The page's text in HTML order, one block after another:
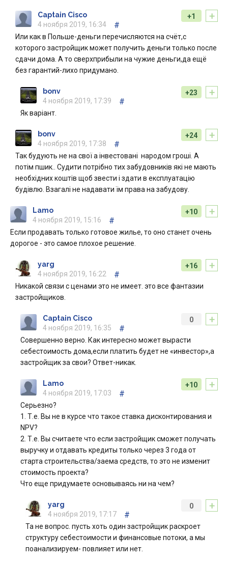
+
+1
Captain Cisco
4 ноября 2019, 16:34
#
Или как в Польше-деньги перечисляются на счёт,с
которого застройщик может получить деньги только после
сдачи дома. А то сверхприбыли на чужие деньги,да ещё
без гарантий-лихо придумано.
+
+23
bonv
4 ноября 2019, 17:39
#
Як варіант.
+
+24
bonv
4 ноября 2019, 17:38
#
Так будують не на свої а інвестовані народом гроші. А
потім пшик.. Судити потрібно тих забудовників які не мають
необхідних коштів щоб звести і здати в експлуатацію
будівлю. Взагалі не надавати їм права на забудову.
+
+10
Lamo
4 ноября 2019, 15:16
#
Если продавать только готовое жилье, то оно станет очень
дорогое - это самое плохое решение.
+
+16
yarg
4 ноября 2019, 16:22
#
Никакой связи с ценами это не имеет. это все фантазии
застройщиков.
+
0
Captain Cisco
4 ноября 2019, 16:35
#
Совершенно верно. Как интересно может вырасти
себестоимость дома,если платить будет не «инвестор»,а
застройщик за свои? Ответ-никак.
+
+10
Lamo
4 ноября 2019, 17:03
#
Серьезно?
1. Т.е. Вы не в курсе что такое ставка дисконтирования и
NPV?
2. Т.е. Вы считаете что если застройщик сможет получать
выручку и отдавать кредиты только через 3 года от
старта строительства/заема средств, то это не изменит
стоимость проекта?
Что еще придумаете основываясь ни на чем?
+
0
yarg
4 ноября 2019, 17:17
#
Та не вопрос. пусть хоть один застройщик раскроет
структуру себестоимости и финансовые потоки, а мы
поанализируем- повлияет или нет.